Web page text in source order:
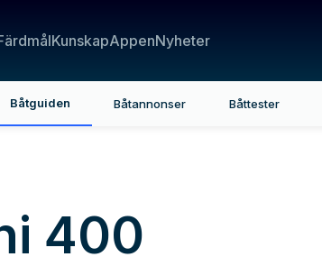
KunskapAppenNyheter
Båtguiden Båtannonser Båttester
400